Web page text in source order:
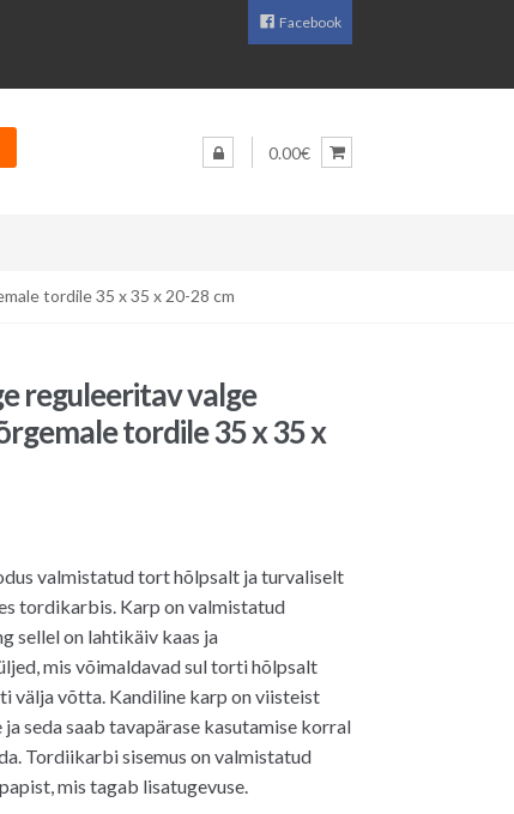
Facebook
0.00€
tordile 35 x 35 x 20-28 cm
reguleeritav valge
tordile 35 x 35 x
valmistatud tort hõlpsalt ja turvaliselt
tordikarbis. Karp on valmistatud
sellel on lahtikäiv kaas ja
mis võimaldavad sul torti hõlpsalt
välja võtta. Kandiline karp on viisteist
seda saab tavapärase kasutamise korral
Tordiikarbi sisemus on valmistatud
mis tagab lisatugevuse.